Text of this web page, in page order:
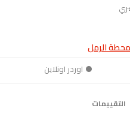
الرمل
اوردر اونلاين
التقييمات